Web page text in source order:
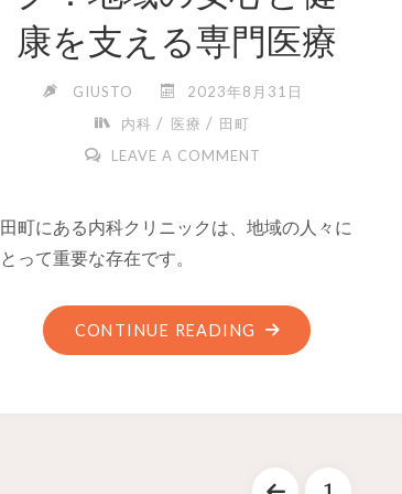
康を支える専門医療
GIUSTO
2023年8月31日
内科 / 医療 / 田町
LEAVE A COMMENT
田町にある内科クリニックは、地域の人々に
とって重要な存在です。
CONTINUE READING